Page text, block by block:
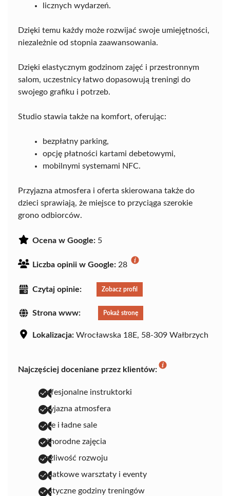
licznych wydarzeń.
Dzięki temu każdy może rozwijać swoje umiejętności,
niezależnie od stopnia zaawansowania.
Dzięki elastycznym godzinom zajęć i przestronnym
salom, uczestnicy łatwo dopasowują treningi do
swojego grafiku i potrzeb.
Studio stawia także na komfort, oferując:
bezpłatny parking,
opcję płatności kartami debetowymi,
mobilnymi systemami NFC.
Przyjazna atmosfera i oferta skierowana także do
dzieci sprawiają, że miejsce to przyciąga szerokie
grono odbiorców.
Ocena w Google: 5
Liczba opinii w Google: 28
Czytaj opinie: Zobacz profil
Strona www: Pokaż stronę
Lokalizacja: Wrocławska 18E, 58-309 Wałbrzych
Najczęściej doceniane przez klientów:
profesjonalne instruktorki
przyjazna atmosfera
duże i ładne sale
różnorodne zajęcia
możliwość rozwoju
dodatkowe warsztaty i eventy
elastyczne godziny treningów